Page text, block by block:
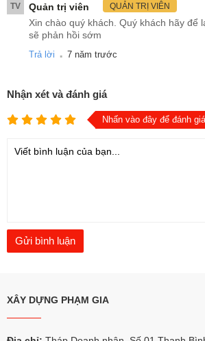
TV Quản trị viên QUẢN TRỊ VIÊN
Xin chào quý khách. Quý khách hãy để
sẽ phản hồi sớm
Trả lời . 7 năm trước
Nhận xét và đánh giá
Nhấn vào đây để đánh giá
XÂY DỰNG PHẠM GIA